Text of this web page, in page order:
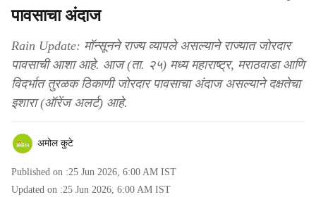
पावसाचा अंदाज
Rain Update: मॉन्सूनने राज्य व्यापले असल्याने राज्यात जोरदार
पावसाची आशा आहे. आज (ता. २५) मध्य महाराष्ट्र, मराठवाडा आणि
विदर्भात तुरळक ठिकाणी जोरदार पावसाचा अंदाज असल्याने दक्षतेचा
इशारा (ऑरेंज अलर्ट) आहे.
अमोल कुटे
Published on :25 Jun 2026, 6:00 AM IST
Updated on :25 Jun 2026, 6:00 AM IST